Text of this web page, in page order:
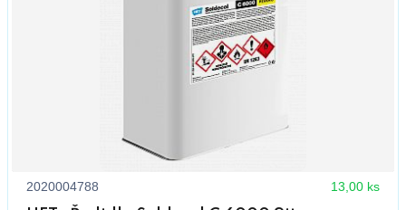
2020004788 13,00 ks